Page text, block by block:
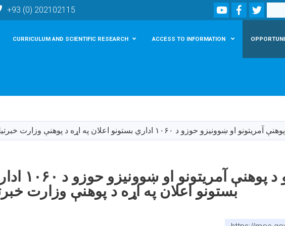
main
content
+93 (0) 202102115 YoutubeFacebookTwitter
Search
CURRICULUM AND SCIENTIFIC RESEARCH ACCESS TO INFORMATION
ښوونیزو حوزو د ۱۰۶۰ اداري بستونو اعلان په اړه د پوهنې وزارت خبرتیا
د ولسوالیو د پوهنې
بستونو اعلان په اړه د پوهنې وزارت